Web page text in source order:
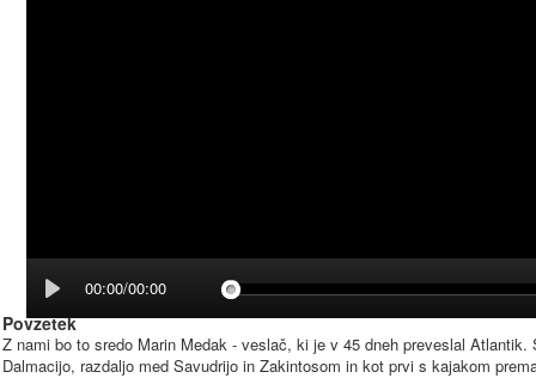
00:00/00:00
Povzetek
Z nami bo to sredo Marin Medak - veslač, ki je v 45 dneh preveslal
Dalmacijo, razdaljo med Savudrijo in Zakintosom in kot prvi s kajakom